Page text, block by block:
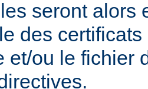
seront alors
des
et/ou le fichier